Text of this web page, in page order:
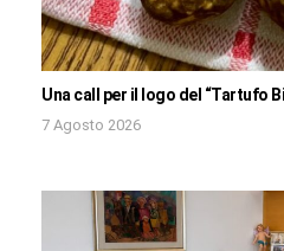
Una call per il logo del “Tartufo
7 Agosto 2026